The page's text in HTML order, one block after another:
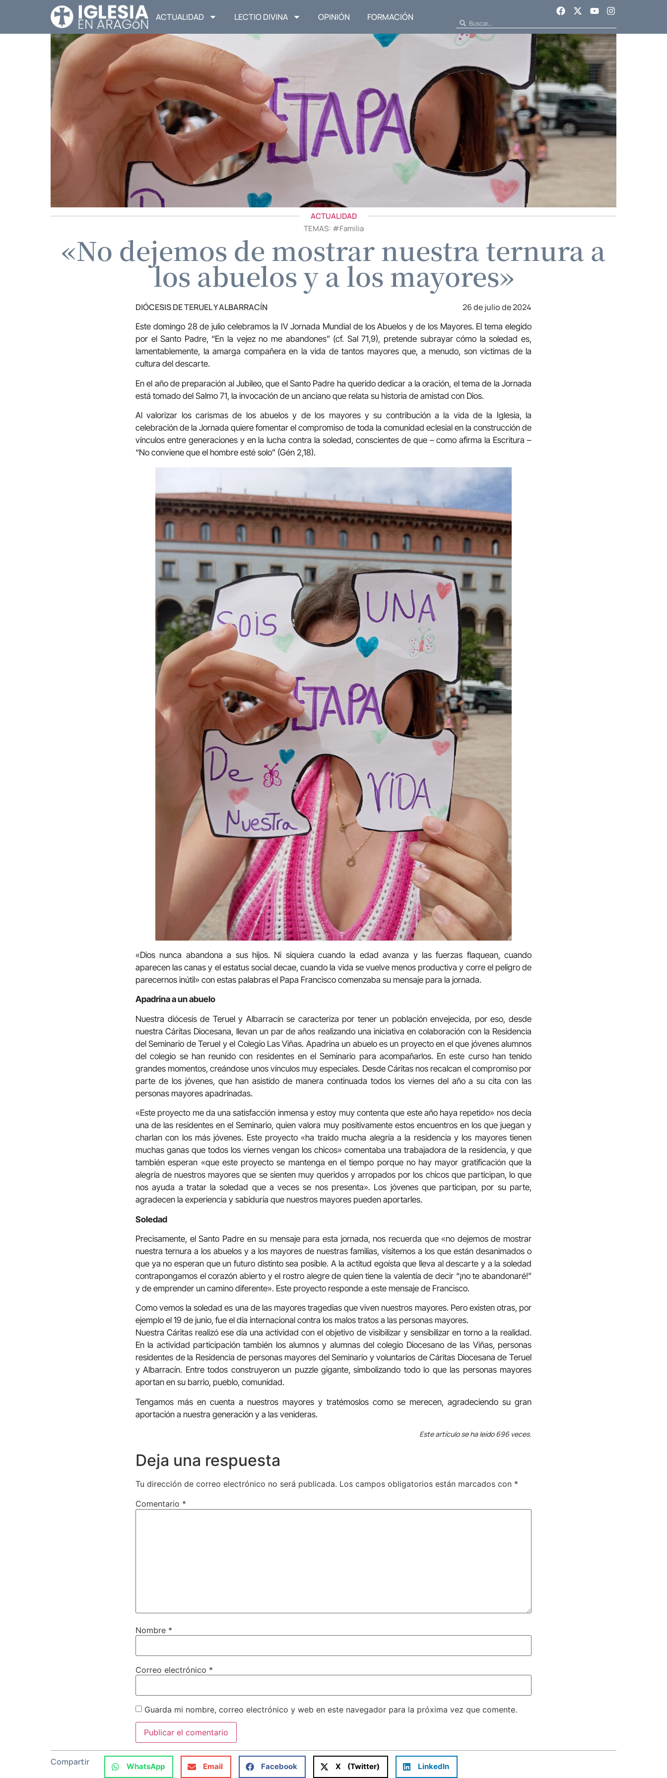
ACTUALIDAD LECTIO DIVINA OPINIÓN FORMACIÓN
ACTUALIDAD
TEMAS: #Familia
«No dejemos de mostrar nuestra ternura a
los abuelos y a los mayores»
DIÓCESIS DE TERUEL Y ALBARRACÍN 26 de julio de 2024
Este domingo 28 de julio celebramos la IV Jornada Mundial de los Abuelos y de los Mayores. El tema elegido
por el Santo Padre, “En la vejez no me abandones” (cf. Sal 71,9), pretende subrayar cómo la soledad es,
lamentablemente, la amarga compañera en la vida de tantos mayores que, a menudo, son víctimas de la
cultura del descarte.
En el año de preparación al Jubileo, que el Santo Padre ha querido dedicar a la oración, el tema de la Jornada
está tomado del Salmo 71, la invocación de un anciano que relata su historia de amistad con Dios.
Al valorizar los carismas de los abuelos y de los mayores y su contribución a la vida de la Iglesia, la
celebración de la Jornada quiere fomentar el compromiso de toda la comunidad eclesial en la construcción de
vínculos entre generaciones y en la lucha contra la soledad, conscientes de que – como afirma la Escritura –
“No conviene que el hombre esté solo” (Gén 2,18).
«Dios nunca abandona a sus hijos. Ni siquiera cuando la edad avanza y las fuerzas flaquean, cuando
aparecen las canas y el estatus social decae, cuando la vida se vuelve menos productiva y corre el peligro de
parecernos inútil» con estas palabras el Papa Francisco comenzaba su mensaje para la jornada.
Apadrina a un abuelo
Nuestra diócesis de Teruel y Albarracín se caracteriza por tener un población envejecida, por eso, desde
nuestra Cáritas Diocesana, llevan un par de años realizando una iniciativa en colaboración con la Residencia
del Seminario de Teruel y el Colegio Las Viñas. Apadrina un abuelo es un proyecto en el que jóvenes alumnos
del colegio se han reunido con residentes en el Seminario para acompañarlos. En este curso han tenido
grandes momentos, creándose unos vínculos muy especiales. Desde Cáritas nos recalcan el compromiso por
parte de los jóvenes, que han asistido de manera continuada todos los viernes del año a su cita con las
personas mayores apadrinadas.
«Este proyecto me da una satisfacción inmensa y estoy muy contenta que este año haya repetido» nos decía
una de las residentes en el Seminario, quien valora muy positivamente estos encuentros en los que juegan y
charlan con los más jóvenes. Este proyecto «ha traído mucha alegría a la residencia y los mayores tienen
muchas ganas que todos los viernes vengan los chicos» comentaba una trabajadora de la residencia, y que
también esperan «que este proyecto se mantenga en el tiempo porque no hay mayor gratificación que la
alegría de nuestros mayores que se sienten muy queridos y arropados por los chicos que participan, lo que
nos ayuda a tratar la soledad que a veces se nos presenta». Los jóvenes que participan, por su parte,
agradecen la experiencia y sabiduría que nuestros mayores pueden aportarles.
Soledad
Precisamente, el Santo Padre en su mensaje para esta jornada, nos recuerda que «no dejemos de mostrar
nuestra ternura a los abuelos y a los mayores de nuestras familias, visitemos a los que están desanimados o
que ya no esperan que un futuro distinto sea posible. A la actitud egoísta que lleva al descarte y a la soledad
contrapongamos el corazón abierto y el rostro alegre de quien tiene la valentía de decir “¡no te abandonaré!”
y de emprender un camino diferente». Este proyecto responde a este mensaje de Francisco.
Como vemos la soledad es una de las mayores tragedias que viven nuestros mayores. Pero existen otras, por
ejemplo el 19 de junio, fue el día internacional contra los malos tratos a las personas mayores.
Nuestra Cáritas realizó ese día una actividad con el objetivo de visibilizar y sensibilizar en torno a la realidad.
En la actividad participación también los alumnos y alumnas del colegio Diocesano de las Viñas, personas
residentes de la Residencia de personas mayores del Seminario y voluntarios de Cáritas Diocesana de Teruel
y Albarracín. Entre todos construyeron un puzzle gigante, simbolizando todo lo que las personas mayores
aportan en su barrio, pueblo, comunidad.
Tengamos más en cuenta a nuestros mayores y tratémoslos como se merecen, agradeciendo su gran
aportación a nuestra generación y a las venideras.
Este artículo se ha leído 696 veces.
Deja una respuesta
Tu dirección de correo electrónico no será publicada. Los campos obligatorios están marcados con *
Comentario *
Nombre *
Correo electrónico *
Guarda mi nombre, correo electrónico y web en este navegador para la próxima vez que comente.
Compartir WhatsApp Email Facebook X (Twitter) LinkedIn